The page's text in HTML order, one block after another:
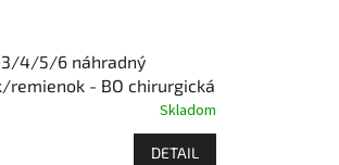
3/4/5/6 náhradný
remienok - BO chirurgická
Skladom
DETAIL